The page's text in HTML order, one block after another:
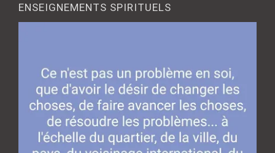
ENSEIGNEMENTS SPIRITUELS